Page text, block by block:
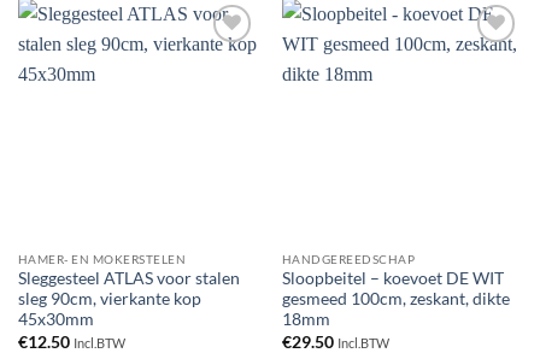
HAMER- EN MOKERSTELEN
Sleggesteel ATLAS voor stalen
sleg 90cm, vierkante kop
45x30mm
€12.50 Incl.BTW
Toevoegen
HANDGEREEDSCHAP
Sloopbeitel – koevoet DE WIT
gesmeed 100cm, zeskant, dikte
18mm
€29.50 Incl.BTW